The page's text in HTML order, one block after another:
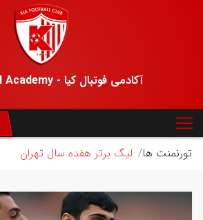
آکادمی فوتبال کیا - Kia Football Academy
تورنمنت ها
لیگ برتر هفده سال تهران